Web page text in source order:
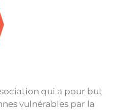
qui a pour but
vulnérables par la